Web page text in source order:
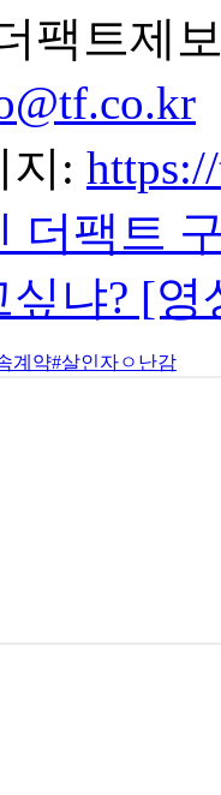
팩트제
지:
더팩트
싶냐? [
계약#살인자ㅇ난감